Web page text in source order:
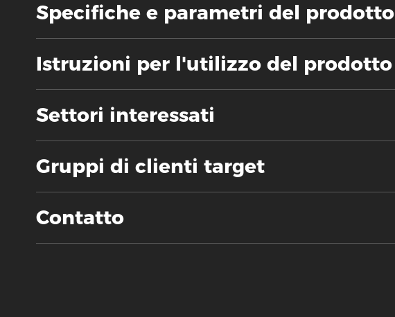
Specifiche e parametri del prodotto
Istruzioni per l'utilizzo del prodotto
Settori interessati
Gruppi di clienti target
Contatto